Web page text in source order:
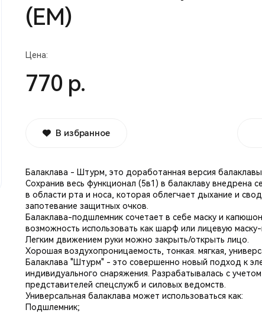
(EM)
Цена:
770 р.
В избранное
Балаклава - Штурм, это доработанная версия
Сохранив весь функционал (5в1) в балаклаву внедрена
в области рта и носа, которая облегчает дыхание и
запотевание защитных очков.
Балаклава-подшлемник сочетает в себе маску и
возможность использовать как шарф или лицевую маску-
Легким движением руки можно закрыть/открыть лицо.
Хорошая воздухопроницаемость, тонкая. мягкая,
Балаклава "Штурм" - это совершенно новый подход к
индивидуального снаряжения. Разрабатывалась с
представителей спецслужб и силовых ведомств.
Универсальная балаклава может использоваться как:
Подшлемник;